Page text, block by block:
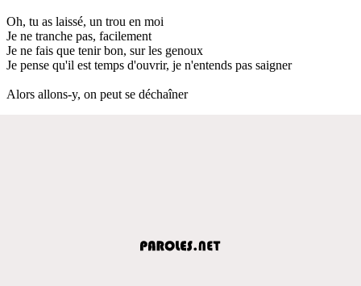
Oh, tu as laissé, un trou en moi
Je ne tranche pas, facilement
Je ne fais que tenir bon, sur les genoux
Je pense qu'il est temps d'ouvrir, je n'entends pas saigner
Alors allons-y, on peut se déchaîner